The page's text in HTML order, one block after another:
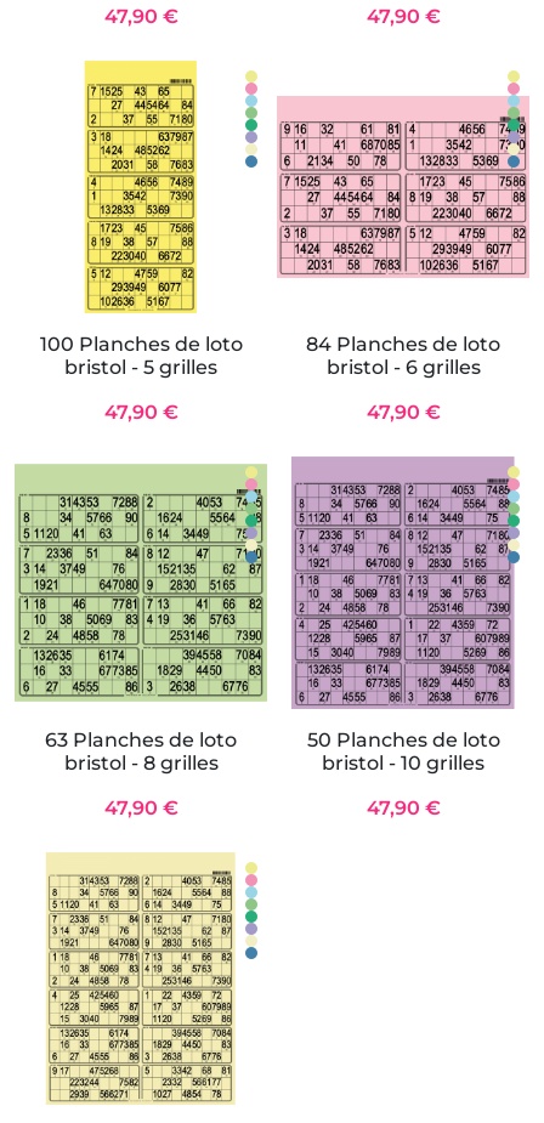
47,90 €
47,90 €
100 Planches de loto
bristol - 5 grilles
47,90 €
84 Planches de loto
bristol - 6 grilles
47,90 €
63 Planches de loto
bristol - 8 grilles
47,90 €
50 Planches de loto
bristol - 10 grilles
47,90 €